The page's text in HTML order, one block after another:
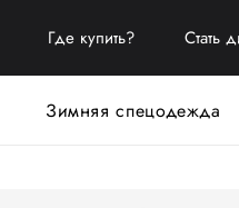
Где купить? Стать
Зимняя спецодежда